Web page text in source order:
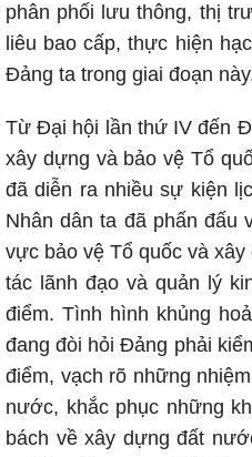
phân phối lưu thông, thị
liêu bao cấp, thực hiện
Đảng ta trong giai đoạn
Từ Đại hội lần thứ IV đến
xây dựng và bảo vệ Tổ
đã diễn ra nhiều sự kiện
Nhân dân ta đã phấn đấu
vực bảo vệ Tổ quốc và
tác lãnh đạo và quản lý
điểm. Tình hình khủng
đang đòi hỏi Đảng phải
điểm, vạch rõ những
nước, khắc phục những
bách về xây dựng đất